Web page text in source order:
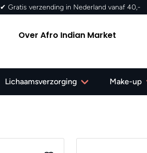
✔ Gratis verzending in Nederland vanaf 40,-
Over Afro Indian Market
Lichaamsverzorging Make-up